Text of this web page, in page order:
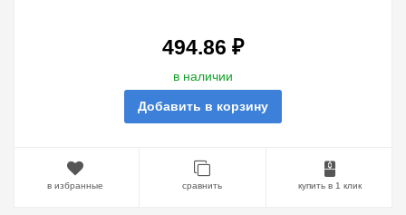
494.86 ₽
в наличии
Добавить в корзину
в избранные сравнить купить в 1 клик